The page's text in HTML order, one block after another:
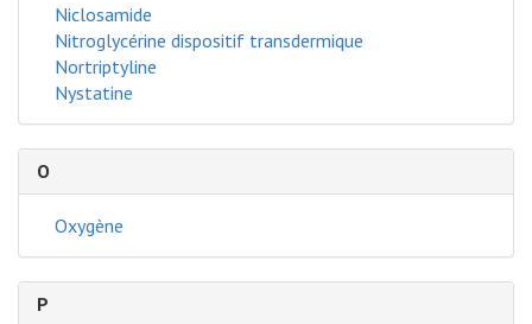
Niclosamide
Nitroglycérine dispositif transdermique
Nortriptyline
Nystatine
O
Oxygène
P